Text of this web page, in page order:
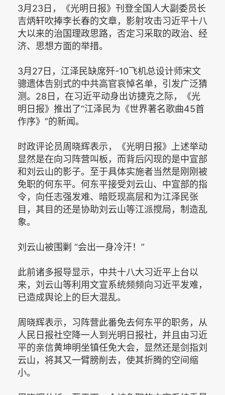
3月23日，《光明日报》刊登全国人大副委员长
吉炳轩吹捧李长春的文章，影射攻击习近平十八
大以来的治国理政思路，否定习采取的政治、经
济、思想方面的举措。
3月27日，江泽民缺席歼-10飞机总设计师宋文
骢遗体告别式的中共高官哀悼名单，引发广泛猜
测。28日，在习近平动身出访捷克之际，《光
明日报》推出了“江泽民为《世界著名歌曲45首
作序》”的新闻。
时政评论员周晓辉表示，《光明日报》上述举动
显然是在向习阵营叫板，而背后闪现的是中宣部
和刘云山的影子。至于具体实施者当然是刚刚被
免职的何东平。何东平接受刘云山、中宣部的指
令，向任志强发难、暗贬现高层和为江泽民张
目，其目的还是协助刘云山等江派搅局，制造乱
象。
刘云山被围剿 “会出一身冷汗！”
此前诸多报导显示，中共十八大习近平上台以
来，刘云山等利用文宣系统频频向习近平发难，
已造成舆论上的巨大混乱。
周晓辉表示，习阵营此番免去何东平的职务，从
人民日报社空降一人到光明日报社，并且由习近
平的亲信黄坤明坐镇任免大会，显然还是剑指刘
云山，将其又一臂膀削去，使其折腾的空间缩
小。